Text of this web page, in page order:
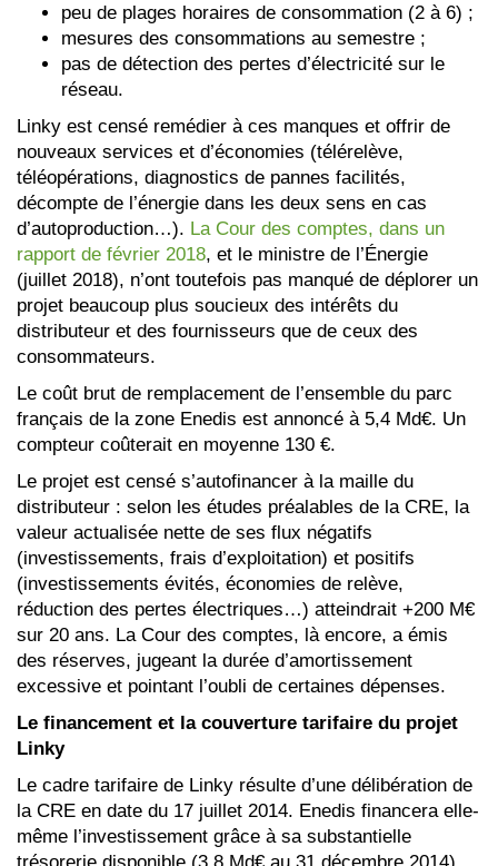
peu de plages horaires de consommation (2 à 6) ;
mesures des consommations au semestre ;
pas de détection des pertes d’électricité sur le
réseau.
Linky est censé remédier à ces manques et offrir de
nouveaux services et d’économies (télérelève,
téléopérations, diagnostics de pannes facilités,
décompte de l’énergie dans les deux sens en cas
d’autoproduction…). La Cour des comptes, dans un
rapport de février 2018, et le ministre de l’Énergie
(juillet 2018), n’ont toutefois pas manqué de déplorer un
projet beaucoup plus soucieux des intérêts du
distributeur et des fournisseurs que de ceux des
consommateurs.
Le coût brut de remplacement de l’ensemble du parc
français de la zone Enedis est annoncé à 5,4 Md€. Un
compteur coûterait en moyenne 130 €.
Le projet est censé s’autofinancer à la maille du
distributeur : selon les études préalables de la CRE, la
valeur actualisée nette de ses flux négatifs
(investissements, frais d’exploitation) et positifs
(investissements évités, économies de relève,
réduction des pertes électriques…) atteindrait +200 M€
sur 20 ans. La Cour des comptes, là encore, a émis
des réserves, jugeant la durée d’amortissement
excessive et pointant l’oubli de certaines dépenses.
Le financement et la couverture tarifaire du projet
Linky
Le cadre tarifaire de Linky résulte d’une délibération de
la CRE en date du 17 juillet 2014. Enedis financera elle-
même l’investissement grâce à sa substantielle